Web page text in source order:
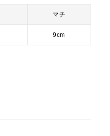
マチ
9cm